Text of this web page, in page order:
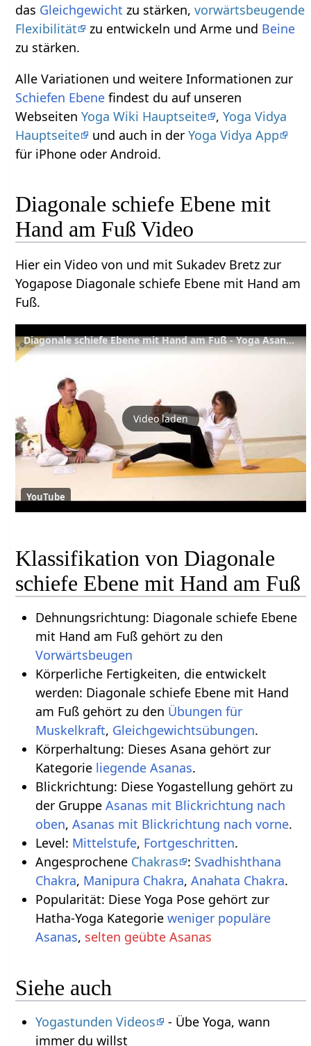
das Gleichgewicht zu stärken,vorwärtsbeugende
Flexibilität
zu entwickeln und Arme und Beine
zu stärken.
Alle Variationen und weitere Informationen zur
Schiefen Ebene findest du auf unseren
WebseitenYoga Wiki Hauptseite ,Yoga Vidya
Hauptseite
und auch in derYoga Vidya App
für iPhone oder Android.
Diagonale schiefe Ebene mit
Hand am Fuß Video
Hier ein Video von und mit Sukadev Bretz zur
Yogapose Diagonale schiefe Ebene mit Hand am
Fuß.
Diagonale schiefe Ebene mit Hand am Fuß - Yoga Asana Lexikon
Video laden
YouTube
Klassifikation von Diagonale
schiefe Ebene mit Hand am Fuß
Dehnungsrichtung: Diagonale schiefe Ebene
mit Hand am Fuß gehört zu den
Vorwärtsbeugen
Körperliche Fertigkeiten, die entwickelt
werden: Diagonale schiefe Ebene mit Hand
am Fuß gehört zu den Übungen für
Muskelkraft, Gleichgewichtsübungen.
Körperhaltung: Dieses Asana gehört zur
Kategorie liegende Asanas.
Blickrichtung: Diese Yogastellung gehört zu
der Gruppe Asanas mit Blickrichtung nach
oben, Asanas mit Blickrichtung nach vorne.
Level: Mittelstufe, Fortgeschritten.
Angesprochene Chakras : Svadhishthana
Chakra, Manipura Chakra, Anahata Chakra.
Popularität: Diese Yoga Pose gehört zur
Hatha-Yoga Kategorie weniger populäre
Asanas, selten geübte Asanas
Siehe auch
Yogastunden Videos
- Übe Yoga, wann
immer du willst